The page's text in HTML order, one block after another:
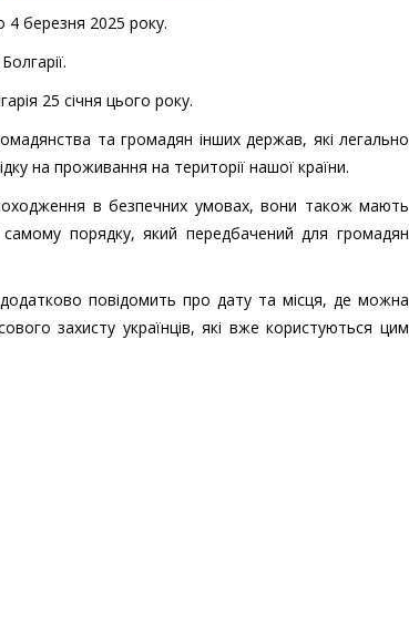
4 березня 2025 року.
25 січня цього року.
та громадян інших держав, які легально
на проживання на території нашої країни.
в безпечних умовах, вони також мають
порядку, який передбачений для громадян
повідомить про дату та місця, де можна
захисту українців, які вже користуються цим